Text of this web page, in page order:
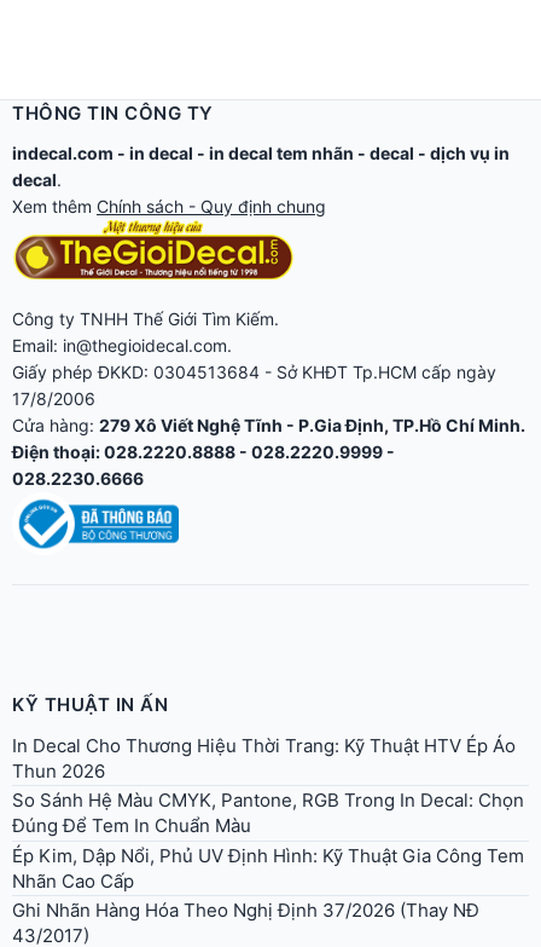
THÔNG TIN CÔNG TY
indecal.com - in decal - in decal tem nhãn - decal - dịch vụ in
decal.
Xem thêm Chính sách - Quy định chung
Công ty TNHH Thế Giới Tìm Kiếm.
Email: in@thegioidecal.com.
Giấy phép ĐKKD: 0304513684 - Sở KHĐT Tp.HCM cấp ngày
17/8/2006
Cửa hàng: 279 Xô Viết Nghệ Tĩnh - P.Gia Định, TP.Hồ Chí Minh.
Điện thoại: 028.2220.8888 - 028.2220.9999 -
028.2230.6666
KỸ THUẬT IN ẤN
In Decal Cho Thương Hiệu Thời Trang: Kỹ Thuật HTV Ép Áo
Thun 2026
So Sánh Hệ Màu CMYK, Pantone, RGB Trong In Decal: Chọn
Đúng Để Tem In Chuẩn Màu
Ép Kim, Dập Nổi, Phủ UV Định Hình: Kỹ Thuật Gia Công Tem
Nhãn Cao Cấp
Ghi Nhãn Hàng Hóa Theo Nghị Định 37/2026 (Thay NĐ
43/2017)